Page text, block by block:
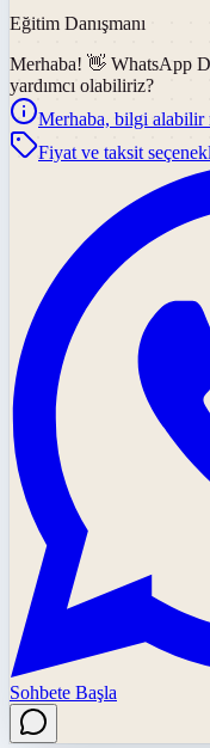
Eğitim Danışmanı
Merhaba! 👋 WhatsApp
yardımcı olabiliriz?
Merhaba, bilgi alabilir
Fiyat ve taksit
Sohbete Başla